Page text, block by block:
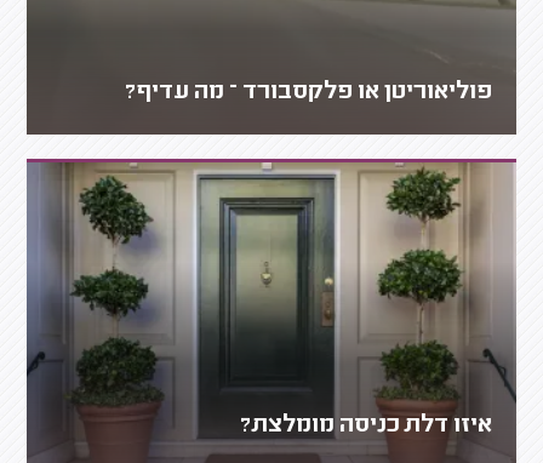
פוליאוריטן או פלקסבורד – מה עדיף?
איזו דלת כניסה מומלצת?